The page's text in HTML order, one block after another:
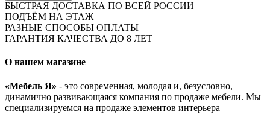
БЫСТРАЯ ДОСТАВКА ПО ВСЕЙ РОССИИ
ПОДЪЁМ НА ЭТАЖ
РАЗНЫЕ СПОСОБЫ ОПЛАТЫ
ГАРАНТИЯ КАЧЕСТВА ДО 8 ЛЕТ
О нашем магазине
«Мебель Я» - это современная, молодая и, безусловно,
динамично развивающаяся компания по продаже мебели. Мы
специализируемся на продаже элементов интерьера